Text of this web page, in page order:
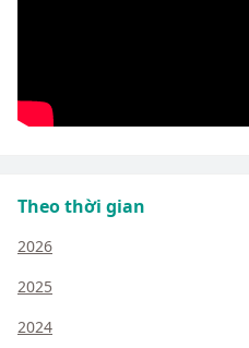
Theo thời gian
2026
2025
2024